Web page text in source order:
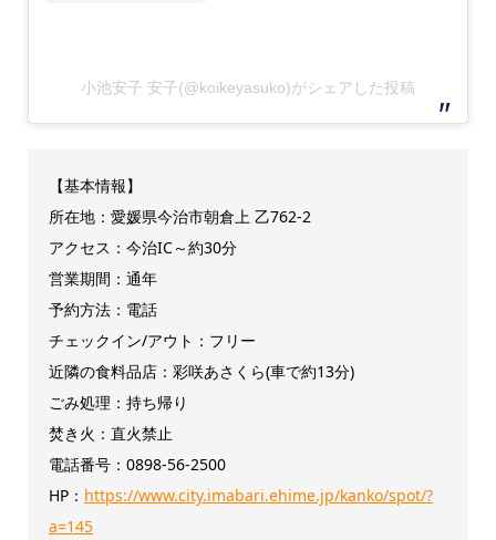
小池安子 安子(@koikeyasuko)がシェアした投稿
【基本情報】
所在地：愛媛県今治市朝倉上 乙762-2
アクセス：今治IC～約30分
営業期間：通年
予約方法：電話
チェックイン/アウト：フリー
近隣の食料品店：彩咲あさくら(車で約13分)
ごみ処理：持ち帰り
焚き火：直火禁止
電話番号：0898-56-2500
HP： https://www.city.imabari.ehime.jp/kanko/spot/?
a=145